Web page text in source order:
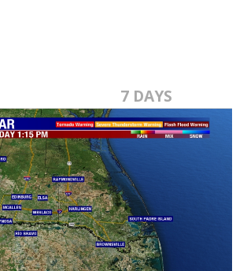
7 DAYS